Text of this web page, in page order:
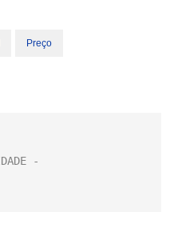
Preço